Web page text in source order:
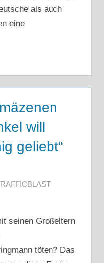
als auch
eine
will
geliebt“
seinen Großeltern
töten? Das